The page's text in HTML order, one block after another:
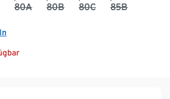
80A 80B 80C 85B